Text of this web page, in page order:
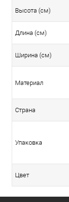
Высота (см)
Длина (см)
Ширина (см)
Материал
Страна
Упаковка
Цвет